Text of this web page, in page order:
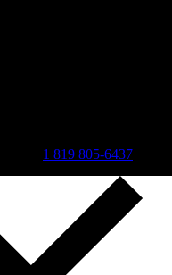
1 819 805-6437